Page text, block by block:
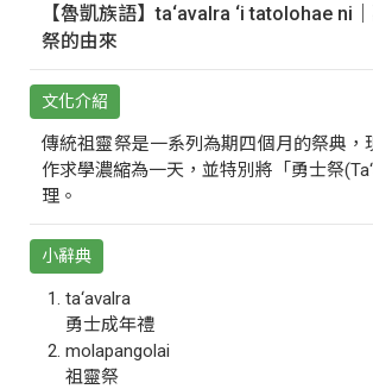
【魯凱族語】ta‘avalra ‘i tatolohae ni
祭的由來
文化介紹
傳統祖靈祭是一系列為期四個月的祭典，
作求學濃縮為一天，並特別將「勇士祭
理。
小辭典
ta‘avalra
勇士成年禮
molapangolai
祖靈祭